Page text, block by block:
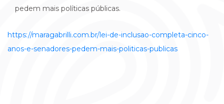
pedem mais políticas públicas.
https://maragabrilli.com.br/lei-de-inclusao-completa-cinco-
anos-e-senadores-pedem-mais-politicas-publicas